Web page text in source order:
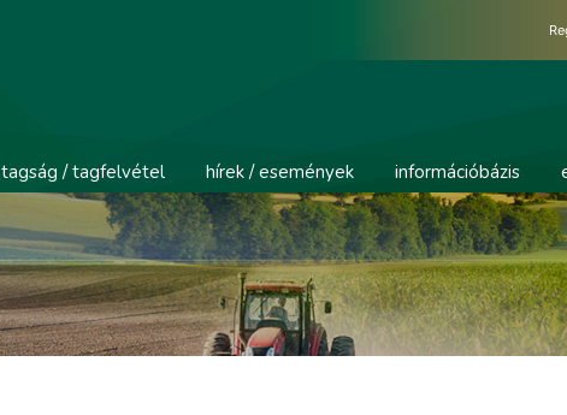
tagság / tagfelvétel hírek / események információbázis